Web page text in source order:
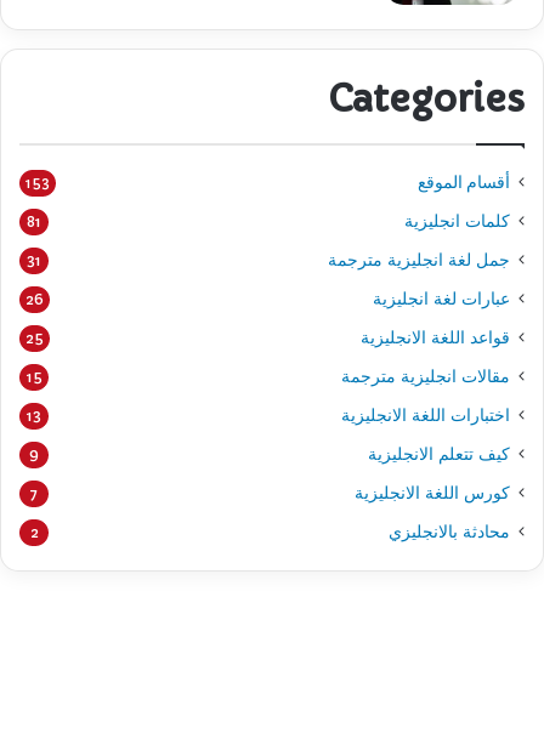
Categories
أقسام الموقع 153
كلمات انجليزية 81
جمل لغة انجليزية مترجمة 31
عبارات لغة انجليزية 26
قواعد اللغة الانجليزية 25
مقالات انجليزية مترجمة 15
اختبارات اللغة الانجليزية 13
كيف تتعلم الانجليزية 9
كورس اللغة الانجليزية 7
محادثة بالانجليزي 2